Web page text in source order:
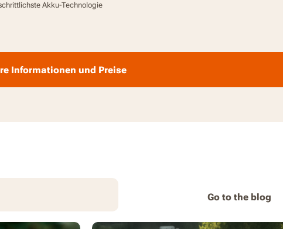
Akku-Technologie
Informationen und Preise
Go to the blog